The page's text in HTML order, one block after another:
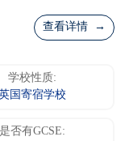
查看详情 →
学校性质:
国寄宿学校
是否有GCSE: